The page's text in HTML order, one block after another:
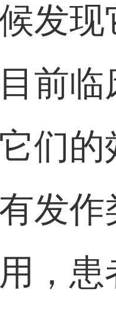
发现
前临
们的
发
，